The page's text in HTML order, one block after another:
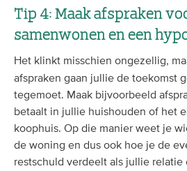
Tip 4: Maak afspraken
samenwonen en een
Het klinkt misschien ongezellig,
afspraken gaan jullie de toekomst
tegemoet. Maak bijvoorbeeld
betaalt in jullie huishouden of het
koophuis. Op die manier weet je
de woning en dus ook hoe je de
restschuld verdeelt als jullie